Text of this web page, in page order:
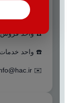
نظامیه پلاک ۱۰۰ طبقه اول واحد ۲
☎️ واحد فروش و
☎️ واحد خدمات
✉️